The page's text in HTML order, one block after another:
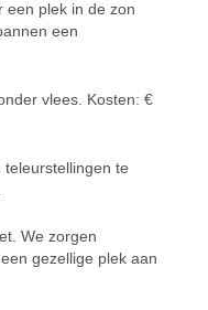
een plek in de zon
een
vlees. Kosten: €
teleurstellingen te
We zorgen
gezellige plek aan